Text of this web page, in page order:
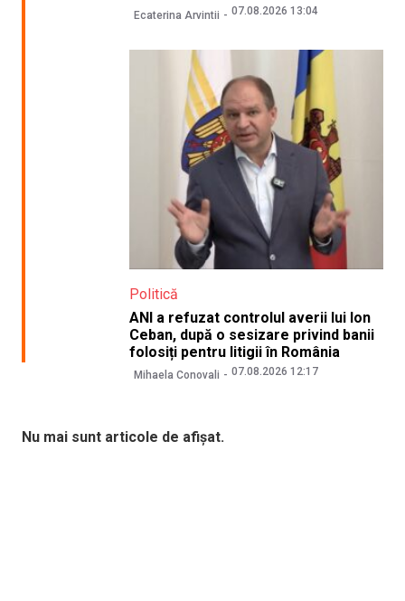
Ecaterina Arvintii 07.08.2026 13:04
Politică
ANI a refuzat controlul averii lui Ion
Ceban, după o sesizare privind banii
folosiți pentru litigii în România
Mihaela Conovali 07.08.2026 12:17
Nu mai sunt articole de afișat.